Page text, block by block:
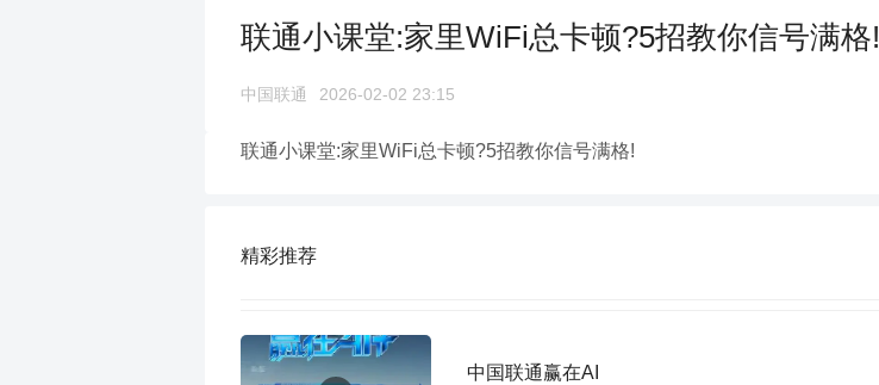
联通小课堂:家里WiFi总卡顿?5招教你信号满格!
中国联通 2026-02-02 23:15
联通小课堂:家里WiFi总卡顿?5招教你信号满格!
精彩推荐
中国联通赢在AI